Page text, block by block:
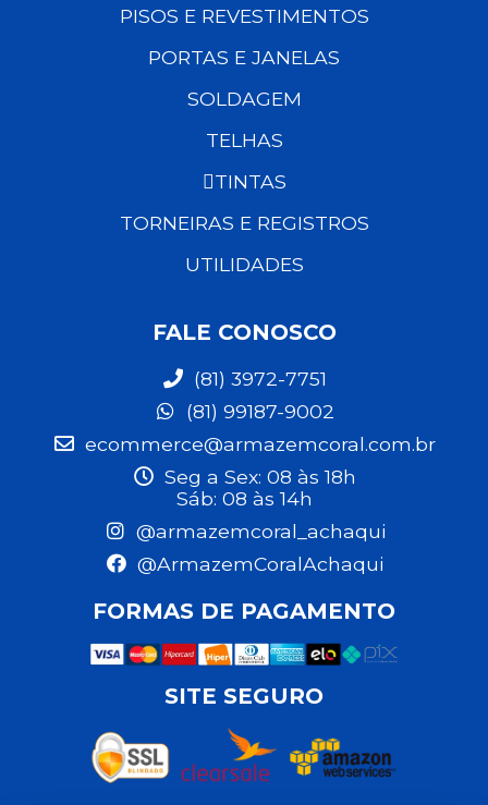
PISOS E REVESTIMENTOS
PORTAS E JANELAS
SOLDAGEM
TELHAS
TINTAS
TORNEIRAS E REGISTROS
UTILIDADES
FALE CONOSCO
(81) 3972-7751
(81) 99187-9002
ecommerce@armazemcoral.com.br
Seg a Sex: 08 às 18h
Sáb: 08 às 14h
@armazemcoral_achaqui
@ArmazemCoralAchaqui
FORMAS DE PAGAMENTO
SITE SEGURO